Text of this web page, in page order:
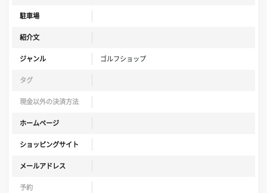
駐車場
紹介文
ジャンル ゴルフショップ
タグ
現金以外の決済方法
ホームページ
ショッピングサイト
メールアドレス
予約